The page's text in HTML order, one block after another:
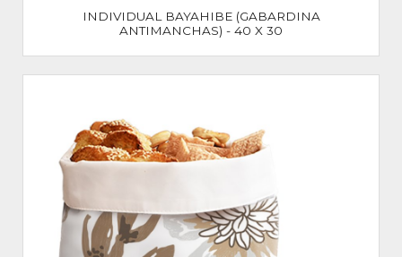
INDIVIDUAL BAYAHIBE (GABARDINA
ANTIMANCHAS) - 40 X 30